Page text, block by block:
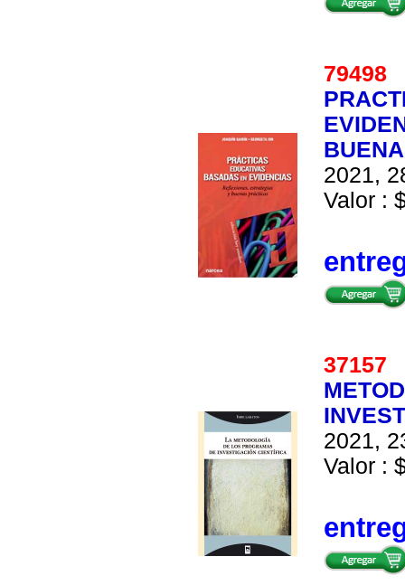
79498
2021,
Valor :
37157
2021,
Valor :